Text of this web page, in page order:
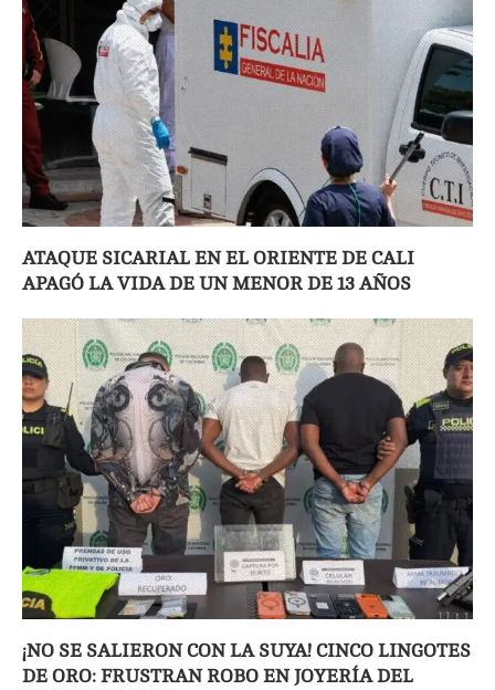
ATAQUE SICARIAL EN EL ORIENTE DE CALI
APAGÓ LA VIDA DE UN MENOR DE 13 AÑOS
¡NO SE SALIERON CON LA SUYA! CINCO LINGOTES
DE ORO: FRUSTRAN ROBO EN JOYERÍA DEL